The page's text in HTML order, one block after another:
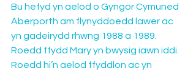
Bu hefyd yn aelod o Gyngor Cymuned
Aberporth am flynyddoedd lawer ac
yn gadeirydd rhwng 1988 a 1989.
Roedd ffydd Mary yn bwysig iawn iddi.
Roedd hi’n aelod ffyddlon ac yn